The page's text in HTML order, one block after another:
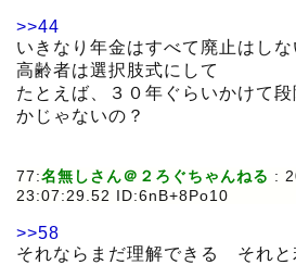
>>44
いきなり年金はすべて廃止はしな
高齢者は選択肢式にして
たとえば、３０年ぐらいかけて
かじゃないの？
77:名無しさん＠２ろぐちゃんねる :
23:07:29.52 ID:6nB+8Po10
>>58
それならまだ理解できる それと